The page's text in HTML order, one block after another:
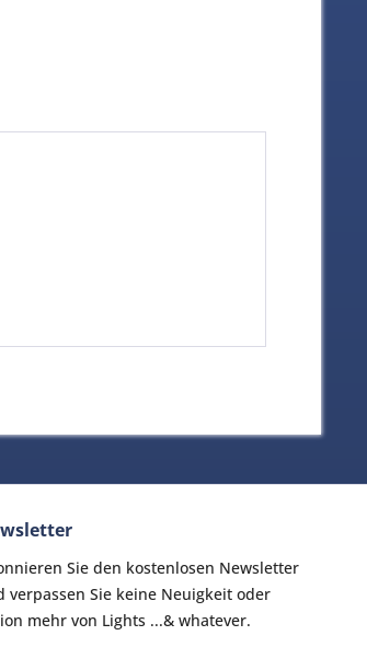
Sie den kostenlosen Newsletter
verpassen Sie keine Neuigkeit oder
mehr von Lights ...& whatever.